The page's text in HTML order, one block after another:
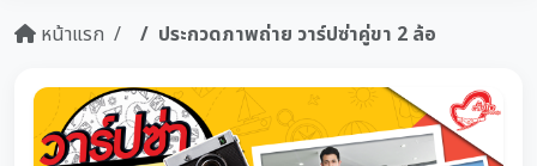
หน้าแรก ประกวดภาพถ่าย วาร์ปซ่าคู่ขา 2 ล้อ